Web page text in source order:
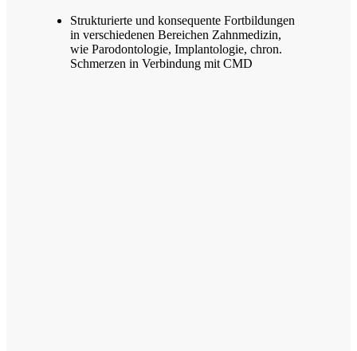
Strukturierte und konsequente Fortbildungen
in verschiedenen Bereichen Zahnmedizin,
wie Parodontologie, Implantologie, chron.
Schmerzen in Verbindung mit CMD